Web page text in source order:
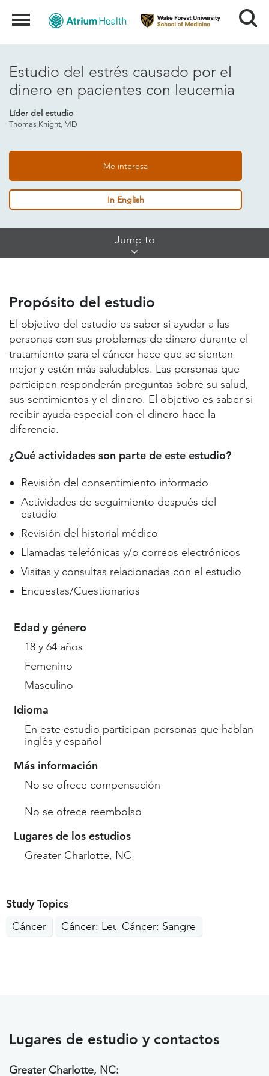
Menu Search
Estudio del estrés causado por el
dinero en pacientes con leucemia
Líder del estudio
Thomas Knight, MD
Me interesa
In English
Jump to
Lugares de estudio y contactos
Información útil
Propósito del estudio
El objetivo del estudio es saber si ayudar a las
personas con sus problemas de dinero durante el
tratamiento para el cáncer hace que se sientan
mejor y estén más saludables. Las personas que
participen responderán preguntas sobre su salud,
sus sentimientos y el dinero. El objetivo es saber si
recibir ayuda especial con el dinero hace la
diferencia.
¿Qué actividades son parte de este estudio?
Revisión del consentimiento informado
Actividades de seguimiento después del
estudio
Revisión del historial médico
Llamadas telefónicas y/o correos electrónicos
Visitas y consultas relacionadas con el estudio
Encuestas/Cuestionarios
Edad y género
18 y 64 años
Femenino
Masculino
Idioma
En este estudio participan personas que hablan
inglés y español
Más información
No se ofrece compensación
No se ofrece reembolso
Lugares de los estudios
Greater Charlotte, NC
Study Topics
Cáncer Cáncer: LeucemiaCáncer: Sangre
Lugares de estudio y contactos
Greater Charlotte, NC: